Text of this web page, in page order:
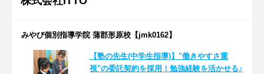
みやび個別指導学院 蒲郡形原校【jmk0162】
【塾の先生(中学生指導)】"働きやすさ重
視"の委託契約を採用！勉強経験を活かせる♪